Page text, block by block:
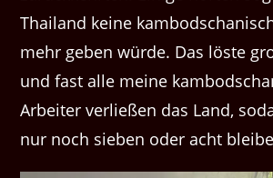
Thailand keine
mehr geben würde. Das löste
und fast alle meine
Arbeiter verließen das Land,
nur noch sieben oder acht